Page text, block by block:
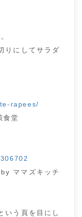
りにしてサラダ
rapees/
食堂
ママズキッチ
いう頁を目にし